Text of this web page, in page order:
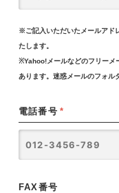
※ご記入いただいたメールアド
たします。
※Yahoo!メールなどのフリーメ
あります。迷惑メールのフォル
電話番号 *
FAX番号